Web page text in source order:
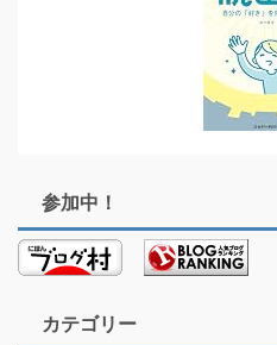
参加中！
カテゴリー